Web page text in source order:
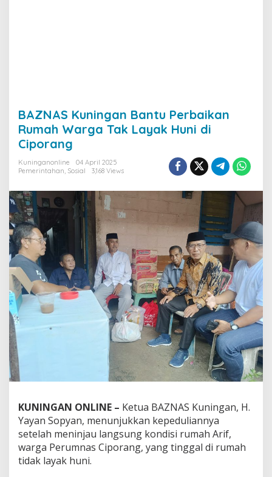
BAZNAS Kuningan Bantu Perbaikan
Rumah Warga Tak Layak Huni di
Ciporang
Kuninganonline
04 April 2025
Pemerintahan, Sosial 3,168 Views
KUNINGAN ONLINE – Ketua BAZNAS Kuningan, H.
Yayan Sopyan, menunjukkan kepeduliannya
setelah meninjau langsung kondisi rumah Arif,
warga Perumnas Ciporang, yang tinggal di rumah
tidak layak huni.